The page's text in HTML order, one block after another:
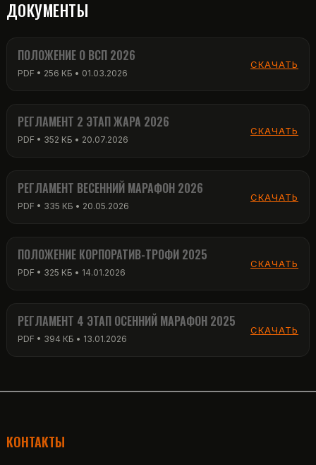
ДОКУМЕНТЫ
ПОЛОЖЕНИЕ О ВСП 2026
PDF • 256 КБ • 01.03.2026
СКАЧАТЬ
РЕГЛАМЕНТ 2 ЭТАП ЖАРА 2026
PDF • 352 КБ • 20.07.2026
СКАЧАТЬ
РЕГЛАМЕНТ ВЕСЕННИЙ МАРАФОН 2026
PDF • 335 КБ • 20.05.2026
СКАЧАТЬ
ПОЛОЖЕНИЕ КОРПОРАТИВ-ТРОФИ 2025
PDF • 325 КБ • 14.01.2026
СКАЧАТЬ
РЕГЛАМЕНТ 4 ЭТАП ОСЕННИЙ МАРАФОН 2025
PDF • 394 КБ • 13.01.2026
СКАЧАТЬ
КОНТАКТЫ